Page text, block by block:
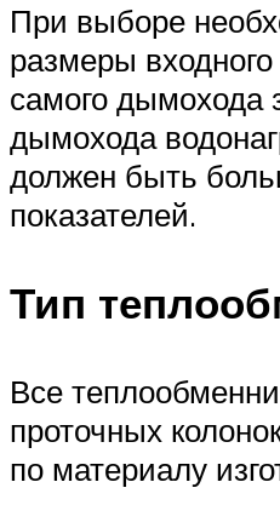
При выборе
размеры
самого дымохода
дымохода
должен быть
показателей.
Тип
Все
проточных
по материалу